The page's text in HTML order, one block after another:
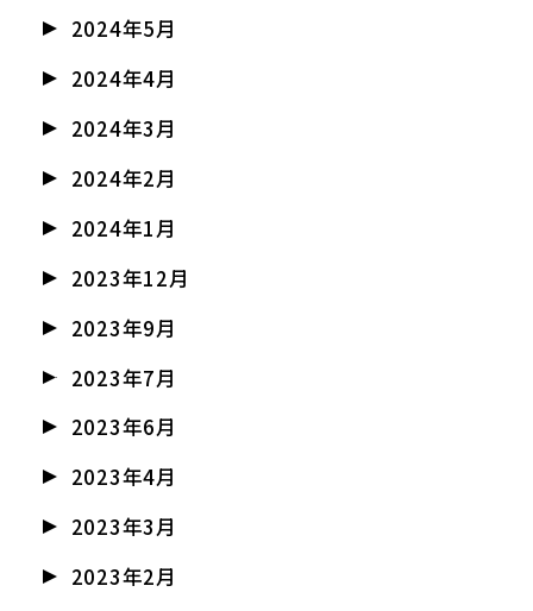
2024年5月
2024年4月
2024年3月
2024年2月
2024年1月
2023年12月
2023年9月
2023年7月
2023年6月
2023年4月
2023年3月
2023年2月